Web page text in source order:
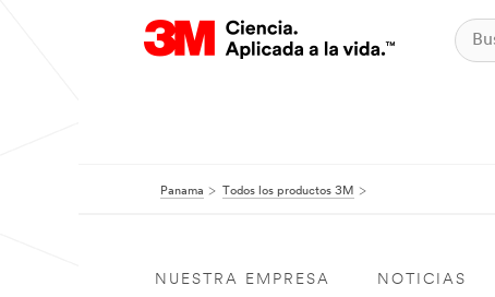
Panama Todos los productos 3M
NUESTRA EMPRESA NOTICIAS